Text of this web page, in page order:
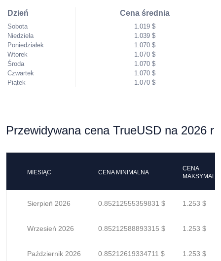
Dzień
Sobota
Niedziela
Poniedziałek
Wtorek
Środa
Czwartek
Piątek
Cena średnia
1.019 $
1.039 $
1.070 $
1.070 $
1.070 $
1.070 $
1.070 $
Przewidywana cena TrueUSD na 2026 r
MIESIĄC CENA MINIMALNA
CENA
Sierpień 2026 0.85212555359831 $ 1.253 $
Wrzesień 2026 0.85212588893315 $ 1.253 $
Październik 2026 0.85212619334711 $ 1.253 $